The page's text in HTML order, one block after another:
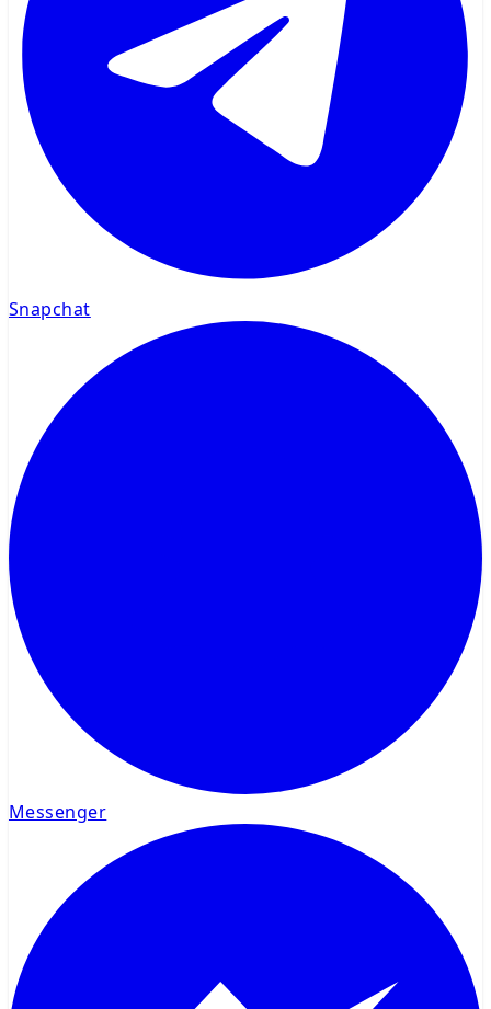
Snapchat
Messenger